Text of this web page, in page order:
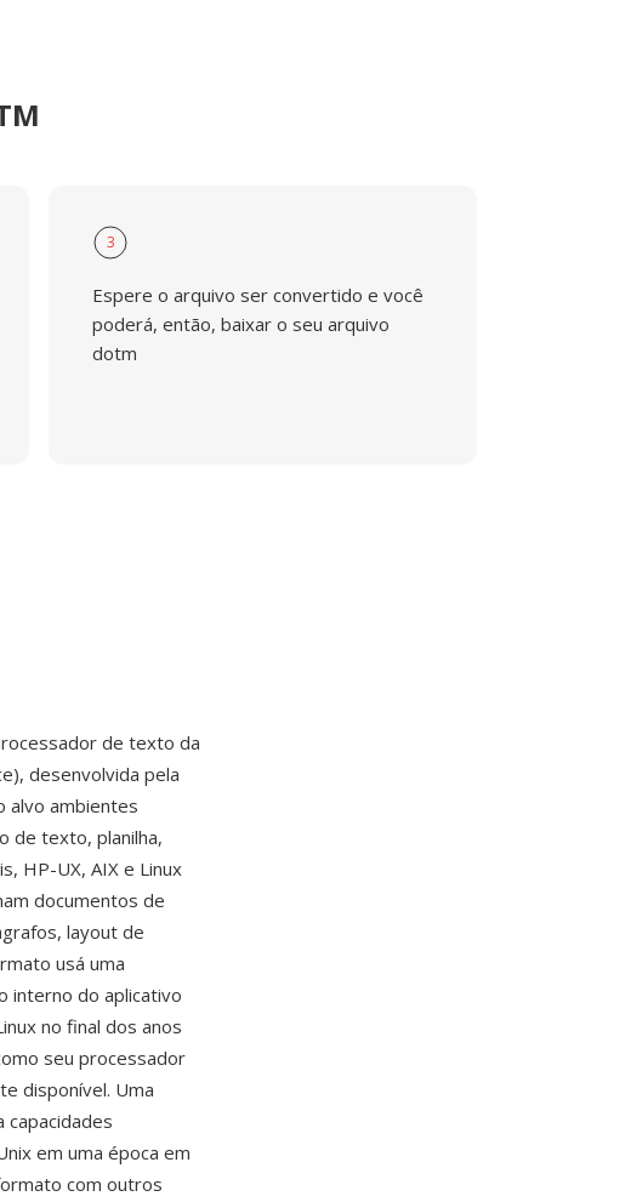
3
Espere o arquivo ser convertido e você
poderá, então, baixar o seu arquivo
dotm
de texto da
desenvolvida pela
alvo ambientes
de texto, planilha,
HP-UX, AIX e Linux
documentos de
layout de
usá uma
interno do aplicativo
no final dos anos
seu processador
disponível. Uma
em uma época em
com outros